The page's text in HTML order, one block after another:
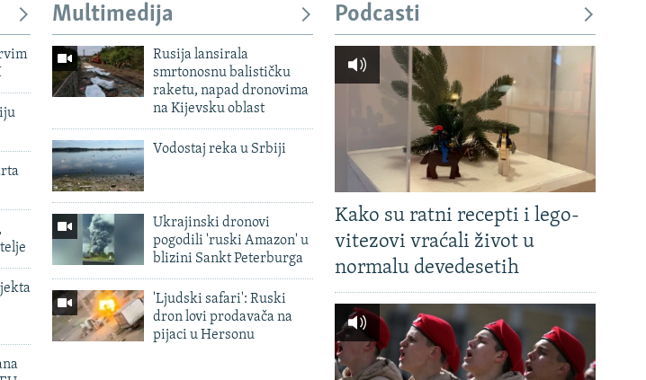
Multimedija
Rusija lansirala
smrtonosnu balističku
raketu, napad dronovima
na Kijevsku oblast
Vodostaj reka u Srbiji
Ukrajinski dronovi
pogodili 'ruski Amazon' u
blizini Sankt Peterburga
'Ljudski safari': Ruski
dron lovi prodavača na
pijaci u Hersonu
Podcasti
Kako su ratni recepti i lego-
vitezovi vraćali život u
normalu devedesetih